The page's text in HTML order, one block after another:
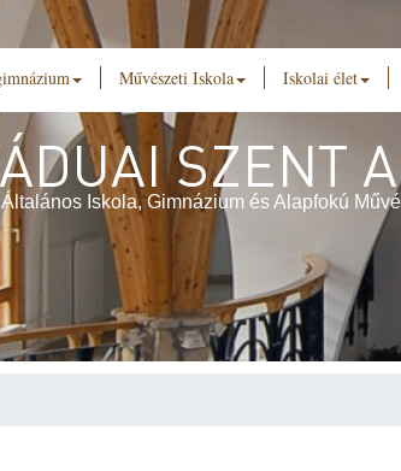
SZENT
Általános Iskola, Gimnázium és Alapfokú
Művészeti Iskola Iskolai élet